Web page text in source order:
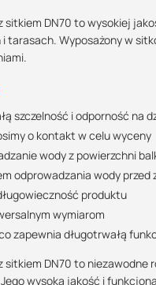
sitkiem DN70 to wysokiej
Wyposażony w
szczelność i odporność na
o kontakt w celu wyceny
wody z powierzchni
odprowadzania wody przed
produktu
wymiarom
zapewnia długotrwałą
sitkiem DN70 to
wysoka jakość i
Maszy
Justyna
Specjalista
+48 732
07:00 -